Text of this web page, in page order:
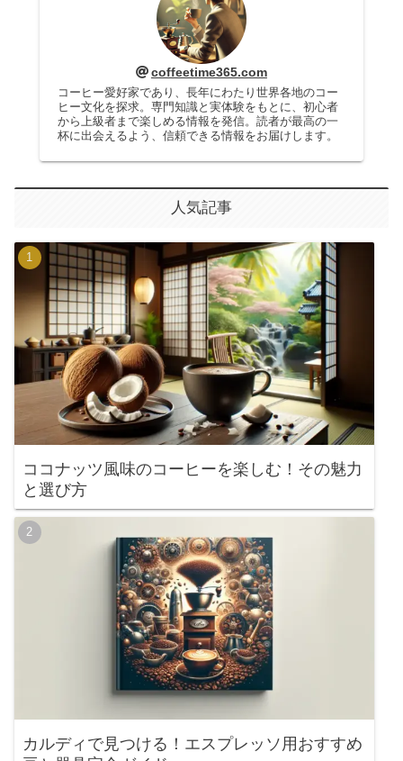
coffeetime365.com
コーヒー愛好家であり、長年にわたり世界各地のコー
ヒー文化を探求。専門知識と実体験をもとに、初心者
から上級者まで楽しめる情報を発信。読者が最高の一
杯に出会えるよう、信頼できる情報をお届けします。
人気記事
ココナッツ風味のコーヒーを楽しむ！その魅力
と選び方
カルディで見つける！エスプレッソ用おすすめ